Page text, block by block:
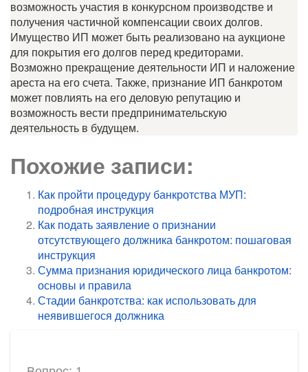
возможность участия в конкурсном производстве и
получения частичной компенсации своих долгов.
Имущество ИП может быть реализовано на аукционе
для покрытия его долгов перед кредиторами.
Возможно прекращение деятельности ИП и наложение
ареста на его счета. Также, признание ИП банкротом
может повлиять на его деловую репутацию и
возможность вести предпринимательскую
деятельность в будущем.
Похожие записи:
Как пройти процедуру банкротства МУП:
подробная инструкция
Как подать заявление о признании
отсутствующего должника банкротом: пошаговая
инструкция
Сумма признания юридического лица банкротом:
основы и правила
Стадии банкротства: как использовать для
неявившегося должника